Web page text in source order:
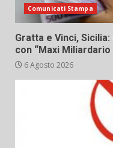
Comunicati Stampa
Gratta e Vinci,
con “Maxi Miliardario
6 Agosto 2026